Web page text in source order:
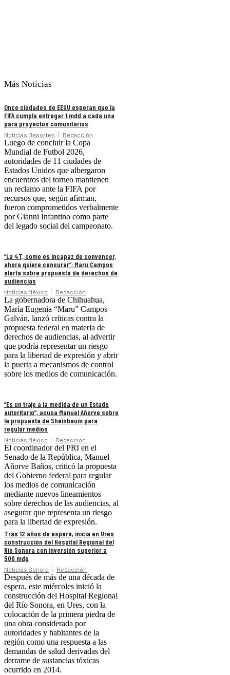
Más Noticias
Once ciudades de EEUU esperan que la
FIFA cumpla entregar 1 mdd a cada una
para proyectos comunitarios
Noticias Deportes Redacción
Luego de concluir la Copa
Mundial de Futbol 2026,
autoridades de 11 ciudades de
Estados Unidos que albergaron
encuentros del torneo mantienen
un reclamo ante la FIFA por
recursos que, según afirman,
fueron comprometidos verbalmente
por Gianni Infantino como parte
del legado social del campeonato.
“La 4T, como es incapaz de convencer,
ahora quiere censurar”: Maru Campos
alerta sobre propuesta de derechos de
audiencias
Noticias México Redacción
La gobernadora de Chihuahua,
María Eugenia “Maru” Campos
Galván, lanzó críticas contra la
propuesta federal en materia de
derechos de audiencias, al advertir
que podría representar un riesgo
para la libertad de expresión y abrir
la puerta a mecanismos de control
sobre los medios de comunicación.
“Es un traje a la medida de un Estado
autoritario”, acusa Manuel Añorve sobre
la propuesta de Sheinbaum para
regular medios
Noticias México Redacción
El coordinador del PRI en el
Senado de la República, Manuel
Añorve Baños, criticó la propuesta
del Gobierno federal para regular
los medios de comunicación
mediante nuevos lineamientos
sobre derechos de las audiencias, al
asegurar que representa un riesgo
para la libertad de expresión.
Tras 12 años de espera, inicia en Ures
construcción del Hospital Regional del
Río Sonora con inversión superior a
500 mdp
Noticias Sonora Redacción
Después de más de una década de
espera, este miércoles inició la
construcción del Hospital Regional
del Río Sonora, en Ures, con la
colocación de la primera piedra de
una obra considerada por
autoridades y habitantes de la
región como una respuesta a las
demandas de salud derivadas del
derrame de sustancias tóxicas
ocurrido en 2014.